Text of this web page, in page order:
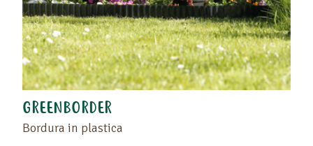
GREENBORDER
Bordura in plastica